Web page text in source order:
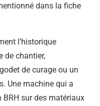
dans la fiche
l’historique
de chantier,
de curage ou un
Une machine qui a
sur des matériaux